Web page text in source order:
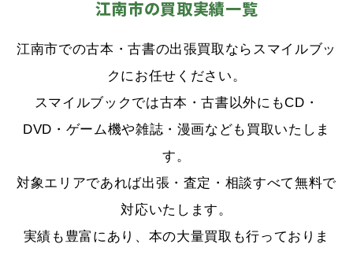
江南市の買取実績一覧
江南市での古本・古書の出張買取ならスマイルブッ
クにお任せください。
スマイルブックでは古本・古書以外にもCD・
DVD・ゲーム機や雑誌・漫画なども買取いたしま
す。
対象エリアであれば出張・査定・相談すべて無料で
対応いたします。
実績も豊富にあり、本の大量買取も行っておりま